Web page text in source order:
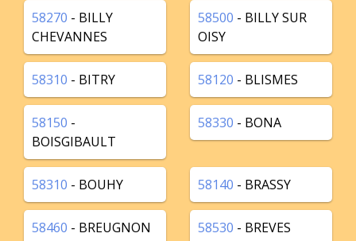
58270 - BILLY
CHEVANNES
58500 - BILLY SUR
OISY
58310 - BITRY 58120 - BLISMES
58150 -
BOISGIBAULT
58330 - BONA
58310 - BOUHY 58140 - BRASSY
58460 - BREUGNON 58530 - BREVES